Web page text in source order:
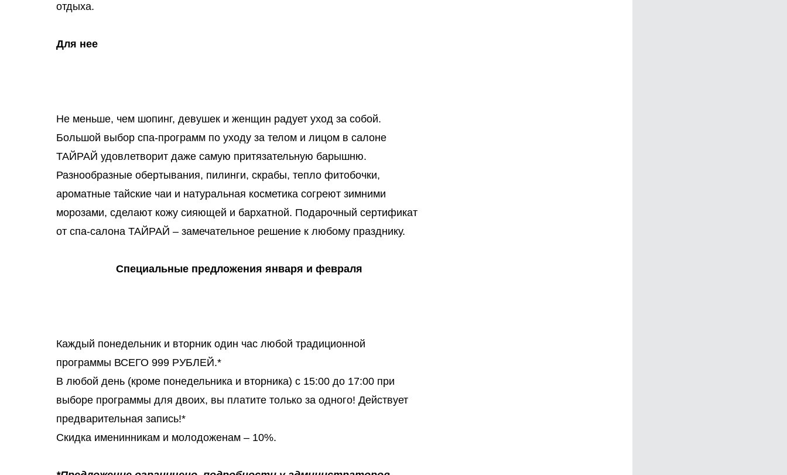
отдыха.
Для нее
Не меньше, чем шопинг, девушек и женщин радует уход за собой.
Большой выбор спа-программ по уходу за телом и лицом в салоне
ТАЙРАЙ удовлетворит даже самую притязательную барышню.
Разнообразные обертывания, пилинги, скрабы, тепло фитобочки,
ароматные тайские чаи и натуральная косметика согреют зимними
морозами, сделают кожу сияющей и бархатной. Подарочный сертификат
от спа-салона ТАЙРАЙ – замечательное решение к любому празднику.
Специальные предложения января и февраля
Каждый понедельник и вторник один час любой традиционной
программы ВСЕГО 999 РУБЛЕЙ.*
В любой день (кроме понедельника и вторника) с 15:00 до 17:00 при
выборе программы для двоих, вы платите только за одного! Действует
предварительная запись!*
Скидка именинникам и молодоженам – 10%.